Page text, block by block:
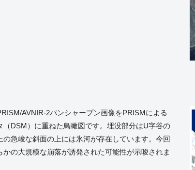
AVNIR-2パンシャープン画像をPRISMによる
（DSM）に重ねた鳥瞰図です。埋没部分はU字谷の
の急峻な斜面の上には氷河が存在しています。今回
かの大規模な崩落が誘発された可能性が示唆されま